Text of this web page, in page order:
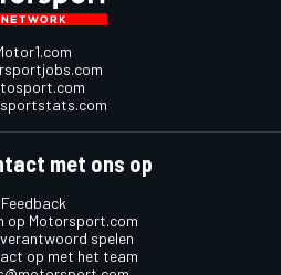
met ons op
Feedback
op Motorsport.com
spelen
op met het team